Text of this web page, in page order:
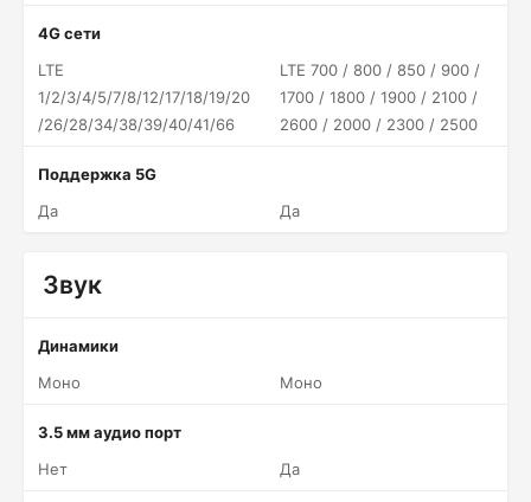
4G сети
LTE
1/2/3/4/5/7/8/12/17/18/19/20
/26/28/34/38/39/40/41/66
LTE 700 / 800 / 850 / 900 /
1700 / 1800 / 1900 / 2100 /
2600 / 2000 / 2300 / 2500
Поддержка 5G
Да
Да
Звук
Динамики
Моно
Моно
3.5 мм аудио порт
Нет
Да